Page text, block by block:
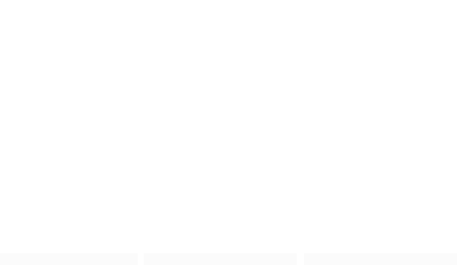
的神秘零食，以及人们来到那里展开一段魔法般的故事。